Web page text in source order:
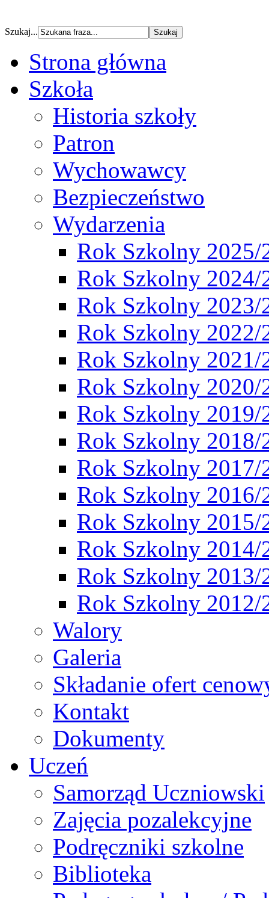
Szukaj...
Strona główna
Szkoła
Historia szkoły
Patron
Wychowawcy
Bezpieczeństwo
Wydarzenia
Rok Szkolny 2025/
Rok Szkolny 2024/
Rok Szkolny 2023/
Rok Szkolny 2022/
Rok Szkolny 2021/
Rok Szkolny 2020/
Rok Szkolny 2019/
Rok Szkolny 2018/
Rok Szkolny 2017/
Rok Szkolny 2016/
Rok Szkolny 2015/
Rok Szkolny 2014/
Rok Szkolny 2013/
Rok Szkolny 2012/
Walory
Galeria
Składanie ofert
Kontakt
Dokumenty
Uczeń
Samorząd Uczniowski
Zajęcia pozalekcyjne
Podręczniki szkolne
Biblioteka